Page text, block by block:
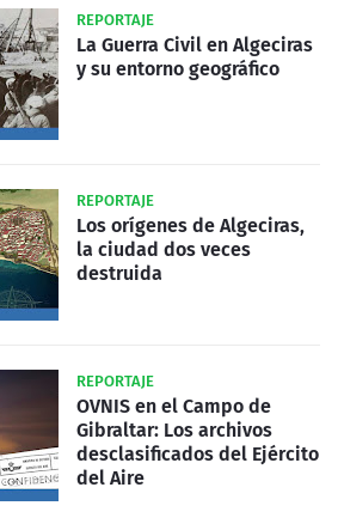
REPORTAJE
La Guerra Civil en Algeciras
y su entorno geográfico
REPORTAJE
Los orígenes de Algeciras,
la ciudad dos veces
destruida
REPORTAJE
OVNIS en el Campo de
Gibraltar: Los archivos
desclasificados del Ejército
del Aire